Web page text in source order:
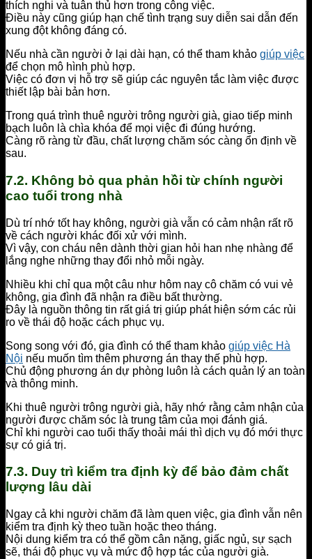
thích nghi và tuân thủ hơn trong công việc.
Điều này cũng giúp hạn chế tình trạng suy diễn sai dẫn đến
xung đột không đáng có.
Nếu nhà cần người ở lại dài hạn, có thể tham khảo giúp việc
để chọn mô hình phù hợp.
Việc có đơn vị hỗ trợ sẽ giúp các nguyên tắc làm việc được
thiết lập bài bản hơn.
Trong quá trình thuê người trông người già, giao tiếp minh
bạch luôn là chìa khóa để mọi việc đi đúng hướng.
Càng rõ ràng từ đầu, chất lượng chăm sóc càng ổn định về
sau.
7.2. Không bỏ qua phản hồi từ chính người
cao tuổi trong nhà
Dù trí nhớ tốt hay không, người già vẫn có cảm nhận rất rõ
về cách người khác đối xử với mình.
Vì vậy, con cháu nên dành thời gian hỏi han nhẹ nhàng để
lắng nghe những thay đổi nhỏ mỗi ngày.
Nhiều khi chỉ qua một câu như hôm nay cô chăm có vui vẻ
không, gia đình đã nhận ra điều bất thường.
Đây là nguồn thông tin rất giá trị giúp phát hiện sớm các rủi
ro về thái độ hoặc cách phục vụ.
Song song với đó, gia đình có thể tham khảo giúp việc Hà
Nội nếu muốn tìm thêm phương án thay thế phù hợp.
Chủ động phương án dự phòng luôn là cách quản lý an toàn
và thông minh.
Khi thuê người trông người già, hãy nhớ rằng cảm nhận của
người được chăm sóc là trung tâm của mọi đánh giá.
Chỉ khi người cao tuổi thấy thoải mái thì dịch vụ đó mới thực
sự có giá trị.
7.3. Duy trì kiểm tra định kỳ để bảo đảm chất
lượng lâu dài
Ngay cả khi người chăm đã làm quen việc, gia đình vẫn nên
kiểm tra định kỳ theo tuần hoặc theo tháng.
Nội dung kiểm tra có thể gồm cân nặng, giấc ngủ, sự sạch
sẽ, thái độ phục vụ và mức độ hợp tác của người già.